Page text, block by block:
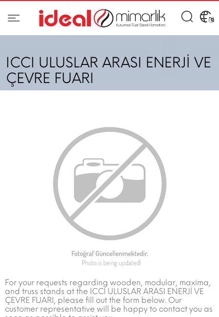
ICCI ULUSLAR ARASI ENERJİ VE
ÇEVRE FUARI
For your requests regarding wooden, modular, maxima,
and truss stands at the ICCI ULUSLAR ARASI ENERJİ VE
ÇEVRE FUARI, please fill out the form below. Our
customer representative will be happy to contact you as